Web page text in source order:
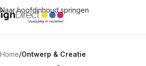
Naar hoofdinhoud springen
Home/Ontwerp & Creatie